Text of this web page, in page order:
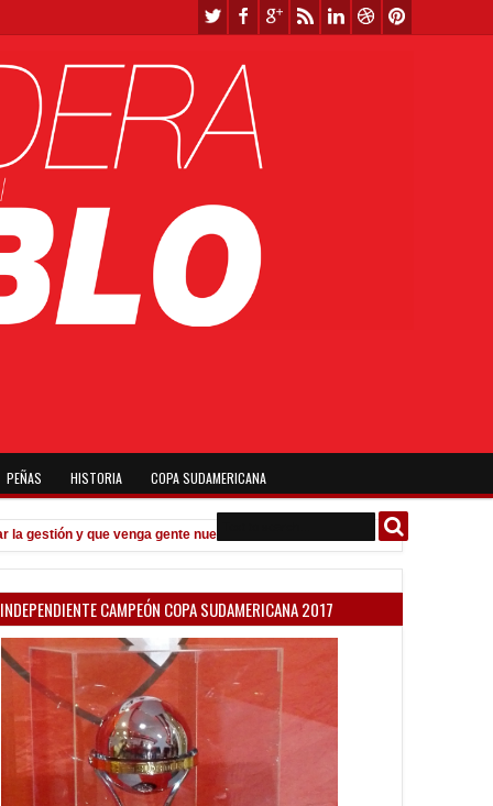
PEÑAS HISTORIA COPA SUDAMERICANA
y que venga gente nueva" Todo confirmado en la Copa
INDEPENDIENTE CAMPEÓN COPA SUDAMERICANA 2017